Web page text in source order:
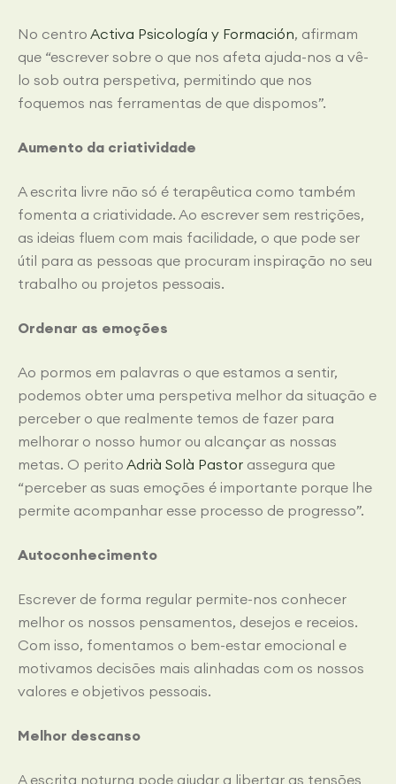
No centro Activa Psicología y Formación, afirmam
que “escrever sobre o que nos afeta ajuda-nos a vê-
lo sob outra perspetiva, permitindo que nos
foquemos nas ferramentas de que dispomos”.
Aumento da criatividade
A escrita livre não só é terapêutica como também
fomenta a criatividade. Ao escrever sem restrições,
as ideias fluem com mais facilidade, o que pode ser
útil para as pessoas que procuram inspiração no seu
trabalho ou projetos pessoais.
Ordenar as emoções
Ao pormos em palavras o que estamos a sentir,
podemos obter uma perspetiva melhor da situação e
perceber o que realmente temos de fazer para
melhorar o nosso humor ou alcançar as nossas
metas. O perito Adrià Solà Pastor assegura que
“perceber as suas emoções é importante porque lhe
permite acompanhar esse processo de progresso”.
Autoconhecimento
Escrever de forma regular permite-nos conhecer
melhor os nossos pensamentos, desejos e receios.
Com isso, fomentamos o bem-estar emocional e
motivamos decisões mais alinhadas com os nossos
valores e objetivos pessoais.
Melhor descanso
A escrita noturna pode ajudar a libertar as tensões